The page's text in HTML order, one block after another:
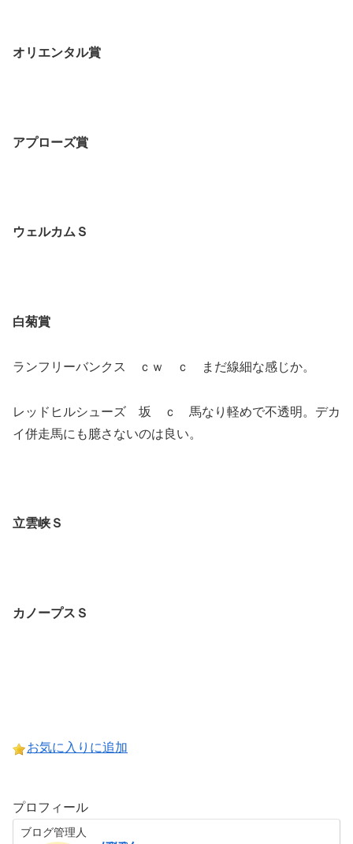
オリエンタル賞
アプローズ賞
ウェルカムＳ
白菊賞
ランフリーバンクス ｃｗ ｃ まだ線細な感じか。
レッドヒルシューズ 坂 ｃ 馬なり軽めで不透明。デカ
イ併走馬にも臆さないのは良い。
立雲峡Ｓ
カノープスＳ
お気に入りに追加
プロフィール
ブログ管理人